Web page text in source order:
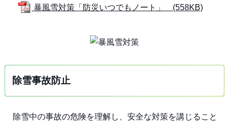
暴風雪対策「防災いつでもノート」 (558KB)
除雪事故防止
除雪中の事故の危険を理解し、安全な対策を講じること